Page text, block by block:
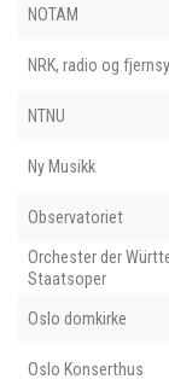
NOTAM
NRK, radio og
NTNU
Ny Musikk
Observatoriet
Orchester der
Staatsoper
Oslo domkirke
Oslo Konserthus